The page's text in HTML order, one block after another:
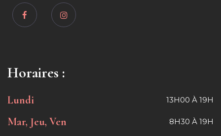
Horaires :
Lundi 13H00 À 19H
Mar, Jeu, Ven 8H30 À 19H